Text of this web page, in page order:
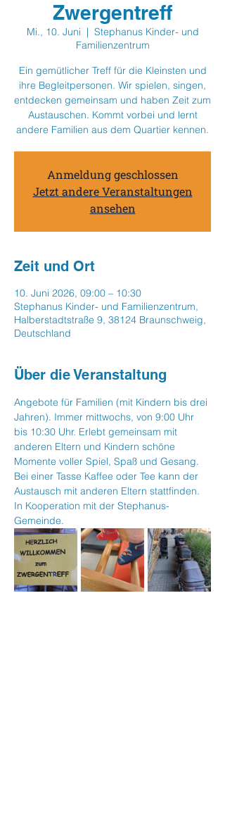
Zwergentreff
Mi., 10. Juni
  |
Stephanus Kinder- und
Familienzentrum
Ein gemütlicher Treff für die Kleinsten und
ihre Begleitpersonen. Wir spielen, singen,
entdecken gemeinsam und haben Zeit zum
Austauschen. Kommt vorbei und lernt
andere Familien aus dem Quartier kennen.
Anmeldung geschlossen
Jetzt andere Veranstaltungen
ansehen
Zeit und Ort
10. Juni 2026, 09:00 – 10:30
Stephanus Kinder- und Familienzentrum,
Halberstadtstraße 9, 38124 Braunschweig,
Deutschland
Über die Veranstaltung
Angebote für Familien (mit Kindern bis drei
Jahren). Immer mittwochs, von 9:00 Uhr
bis 10:30 Uhr. Erlebt gemeinsam mit
anderen Eltern und Kindern schöne
Momente voller Spiel, Spaß und Gesang.
Bei einer Tasse Kaffee oder Tee kann der
Austausch mit anderen Eltern stattfinden.
In Kooperation mit der Stephanus-
Gemeinde.